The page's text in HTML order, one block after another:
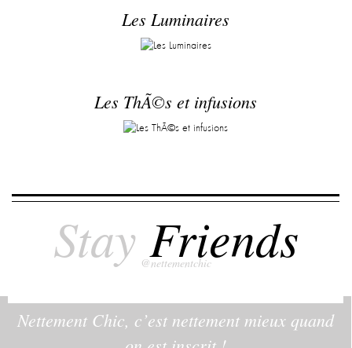
Les Luminaires
Les ThÃ©s et infusions
Stay Friends
@nettementchic
Nettement Chic, c’est nettement mieux quand